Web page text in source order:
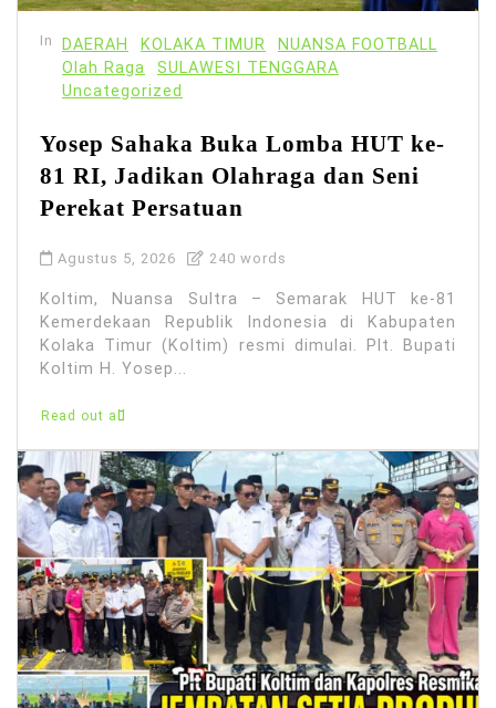
In DAERAH KOLAKA TIMUR
NUANSA FOOTBALL
Olah Raga
SULAWESI TENGGARA
Uncategorized
Yosep Sahaka Buka Lomba HUT ke-
81 RI, Jadikan Olahraga dan Seni
Perekat Persatuan
Agustus 5, 2026 240 words
Koltim, Nuansa Sultra – Semarak HUT ke-81
Kemerdekaan Republik Indonesia di Kabupaten
Kolaka Timur (Koltim) resmi dimulai. Plt. Bupati
Koltim H. Yosep...
Read out all